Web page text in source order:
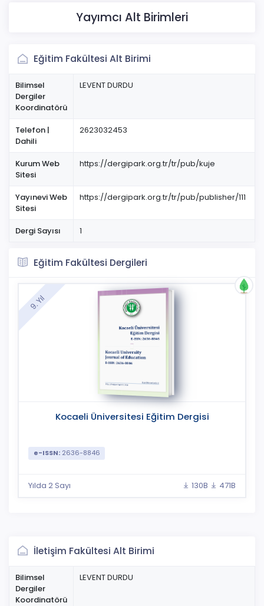
Yayımcı Alt Birimleri
Eğitim Fakültesi Alt Birimi
Bilimsel
Dergiler
Koordinatörü
LEVENT DURDU
Telefon |
Dahili
2623032453
Kurum Web
Sitesi
https://dergipark.org.tr/tr/pub/kuje
Yayınevi Web
Sitesi
https://dergipark.org.tr/tr/pub/publisher/111
Dergi Sayısı 1
Eğitim Fakültesi Dergileri
Kocaeli Üniversitesi Eğitim Dergisi
e-ISSN:2636-8846
Yılda 2 Sayı 130B 471B
9. Yıl
İletişim Fakültesi Alt Birimi
Bilimsel
Dergiler
Koordinatörü
LEVENT DURDU